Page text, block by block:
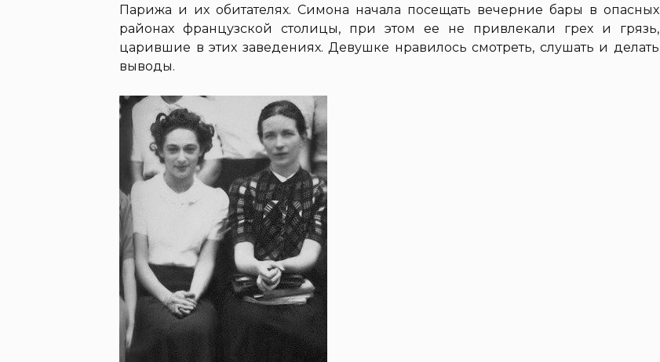
Парижа и их обитателях. Симона начала посещать вечерние бары в опасных
районах французской столицы, при этом ее не привлекали грех и грязь,
царившие в этих заведениях. Девушке нравилось смотреть, слушать и делать
выводы.